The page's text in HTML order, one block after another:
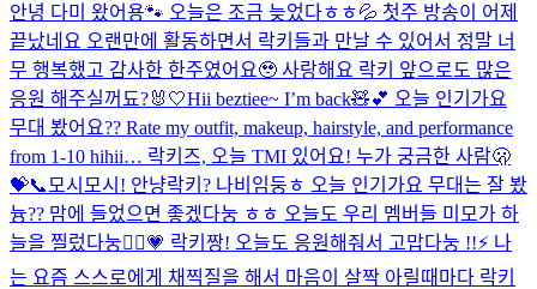
안녕 다미 왔어용🐾 오늘은 조금 늦었다ㅎㅎ💦 첫주 방송이 어제
끝났네요 오랜만에 활동하면서 락키들과 만날 수 있어서 정말 너
무 행복했고 감사한 한주였어요🥹 사랑해요 락키 앞으로도 많은
응원 해주실꺼됴?🐰🤍Hii beztiee~ I’m back🧸💕 오늘 인기가요
무대 봤어요?? Rate my outfit, makeup, hairstyle, and performance
from 1-10 hihii… 락키즈, 오늘 TMI 있어요! 누가 궁금한 사람🫢
💝📞모시모시! 안냥락키? 나비임둥ㅎ 오늘 인기가요 무대는 잘 봤
늉?? 맘에 들었으면 좋겠다눙 ㅎㅎ 오늘도 우리 멤버들 미모가 하
늘을 찔렀다눙🤦‍♀️💗 락키짱! 오늘도 응원해줘서 고맙다눙 !!⚡️ 나
는 요즘 스스로에게 채찍질을 해서 마음이 살짝 아릴때마다 락키